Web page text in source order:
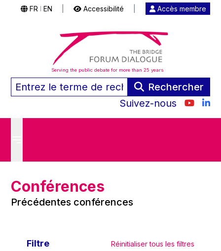
FR EN Accessibilité Accès membre
Serving the public debate for more than 25 years
Rechercher
Suivez-nous
Conférences
Précédentes conférences
Filtre Réinitialiser tous les filtres